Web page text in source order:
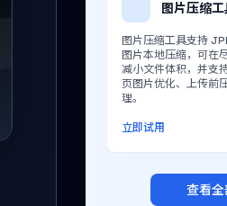
图片压缩
图片压缩工具支持
图片本地压缩，可在
减小文件体积，并支
页图片优化、上传前
理。
立即试用
查看